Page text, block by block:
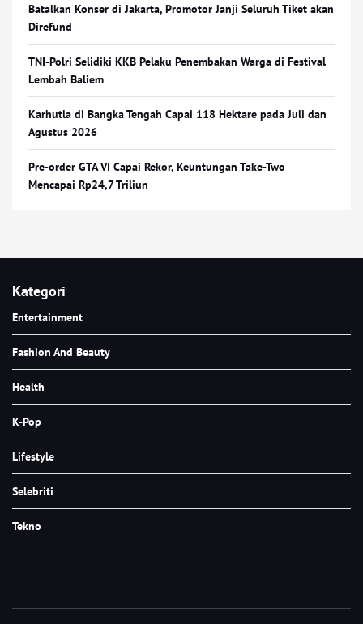
Batalkan Konser di Jakarta, Promotor Janji Seluruh Tiket akan
Direfund
TNI-Polri Selidiki KKB Pelaku Penembakan Warga di Festival
Lembah Baliem
Karhutla di Bangka Tengah Capai 118 Hektare pada Juli dan
Agustus 2026
Pre-order GTA VI Capai Rekor, Keuntungan Take-Two
Mencapai Rp24,7 Triliun
Kategori
Entertainment
Fashion And Beauty
Health
K-Pop
Lifestyle
Selebriti
Tekno